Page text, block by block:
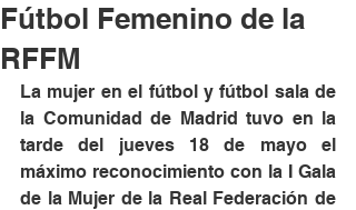
Fútbol Femenino de la
RFFM
La mujer en el fútbol y fútbol sala de
la Comunidad de Madrid tuvo en la
tarde del jueves 18 de mayo el
máximo reconocimiento con la I Gala
de la Mujer de la Real Federación de